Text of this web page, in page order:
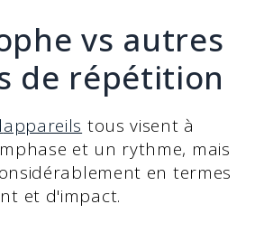
vs autres
de répétition
appareils tous visent à
et un rythme, mais
en termes
et d'impact.